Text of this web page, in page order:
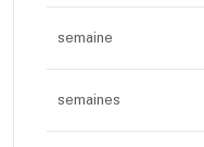
semaine
semaines